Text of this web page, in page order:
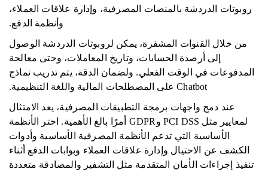
روبوتات الدردشة بالمنصات المصرفية، وإدارة علاقات العملاء،
وأنظمة الدفع.
من خلال القنوات المشفرة، يمكن لروبوتات الدردشة الوصول
إلى أرصدة الحسابات، وتاريخ المعاملات، وحتى معالجة
المدفوعات في الوقت الفعلي. ولضمان الدقة، يتم تدريب نماذج
Chatbot على المصطلحات المالية واللغة التنظيمية.
عند دمج واجهات برمجة التطبيقات المصرفية، يعد الامتثال
لمعايير مثل PCI DSS وGDPR أمرًا بالغ الأهمية. اختر الأنظمة
الأساسية التي تدعم الأنظمة المصرفية الأساسية وأدوات
الكشف عن الاحتيال وإدارة علاقات العملاء وبوابات الدفع أثناء
تنفيذ إجراءات الأمان المتقدمة مثل التشفير والمصادقة متعددة